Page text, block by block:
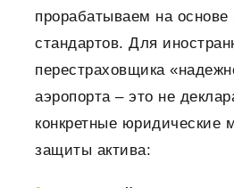
прорабатываем на
стандартов. Для
перестраховщика
аэропорта – это не
конкретные юридические
защиты актива: